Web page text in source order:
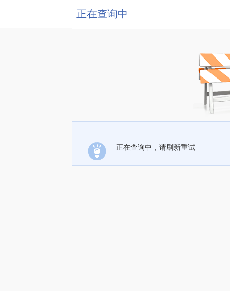
正在查询中
正在查询中，请刷新重试